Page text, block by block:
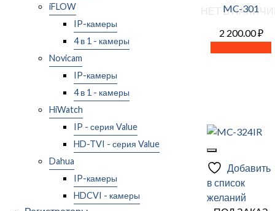
iFLOW
IP-камеры
4 в 1 - камеры
Novicam
IP-камеры
4 в 1 - камеры
HiWatch
IP - серия Value
HD-TVI - серия Value
Dahua
IP-камеры
HDCVI - камеры
НЕТ ВMC-301
2 200.00₽
Добавить
в список
желаний